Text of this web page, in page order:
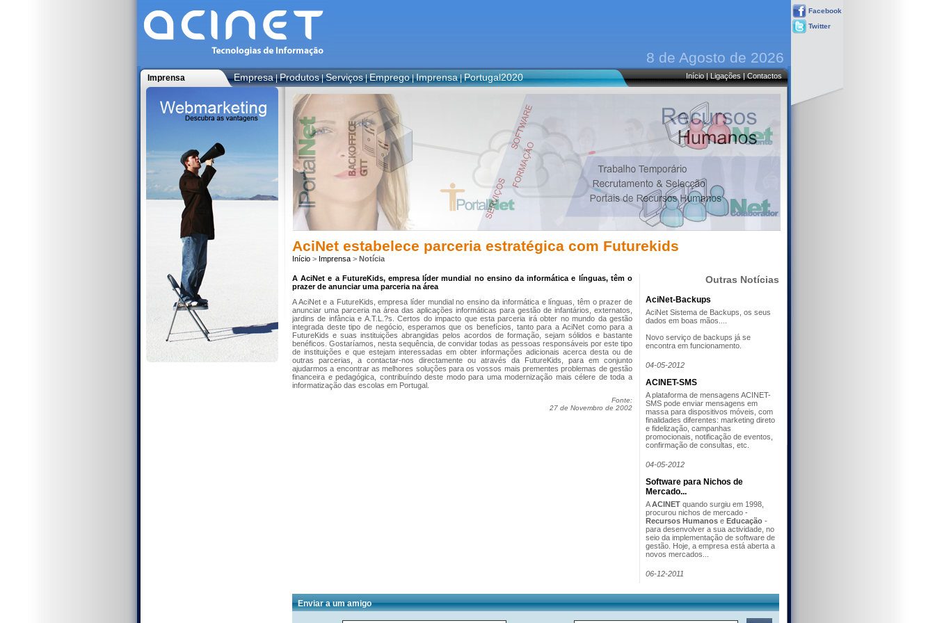
8 de Agosto de 2026
Facebook
Twitter
Imprensa Empresa|Produtos|Serviços|Emprego|Imprensa|Portugal2020 Início|Ligações|Contactos
AciNet estabelece parceria estratégica com Futurekids
Início > Imprensa > Notícia
A AciNet e a FutureKids, empresa líder mundial no ensino da informática e línguas, têm o
prazer de anunciar uma parceria na área
A AciNet e a FutureKids, empresa líder mundial no ensino da informática e línguas, têm o prazer de
anunciar uma parceria na área das aplicações informáticas para gestão de infantários, externatos,
jardins de infância e A.T.L.?s. Certos do impacto que esta parceria irá obter no mundo da gestão
integrada deste tipo de negócio, esperamos que os benefícios, tanto para a AciNet como para a
FutureKids e suas instituições abrangidas pelos acordos de formação, sejam sólidos e bastante
benéficos. Gostaríamos, nesta sequência, de convidar todas as pessoas responsáveis por este tipo
de instituições e que estejam interessadas em obter informações adicionais acerca desta ou de
outras parcerias, a contactar-nos directamente ou através da FutureKids, para em conjunto
ajudarmos a encontrar as melhores soluções para os vossos mais prementes problemas de gestão
financeira e pedagógica, contribuíndo deste modo para uma modernização mais célere de toda a
informatização das escolas em Portugal.
Fonte:
27 de Novembro de 2002
Outras Notícias
AciNet-Backups
AciNet Sistema de Backups, os seus
dados em boas mãos....
Novo serviço de backups já se
encontra em funcionamento.
04-05-2012
ACINET-SMS
A plataforma de mensagens ACINET-
SMS pode enviar mensagens em
massa para dispositivos móveis, com
finalidades diferentes: marketing direto
e fidelização, campanhas
promocionais, notificação de eventos,
confirmação de consultas, etc.
04-05-2012
Software para Nichos de
Mercado...
AACINET quando surgiu em 1998,
procurou nichos de mercado -
Recursos Humanos e Educação -
para desenvolver a sua actividade, no
seio da implementação de software de
gestão. Hoje, a empresa está aberta a
novos mercados...
06-12-2011
Enviar a um amigo